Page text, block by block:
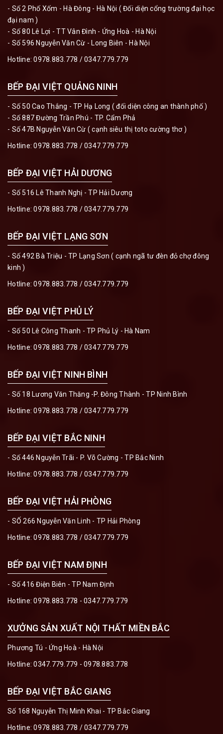
- Số 2 Phố Xốm - Hà Đông - Hà Nội ( Đối diện cổng trường đại học
đại nam )
- Số 80 Lê Lợi - TT Vân Đình - Ứng Hoà - Hà Nội
- Số 596 Nguyễn Văn Cừ - Long Biên - Hà Nội
Hotline:0978.883.778 /0347.779.779
BẾP ĐẠI VIỆT QUẢNG NINH
- Số 50 Cao Thắng - TP Hạ Long ( đối diện công an thành phố )
- Số 887 Đường Trần Phú - TP. Cẩm Phả
- Số 47B Nguyễn Văn Cừ ( cạnh siêu thị toto cường thơ )
Hotline:0978.883.778 /0347.779.779
BẾP ĐẠI VIỆT HẢI DƯƠNG
- Số 516 Lê Thanh Nghị - TP Hải Dương
Hotline:0978.883.778 /0347.779.779
BẾP ĐẠI VIỆT LẠNG SƠN
- Số 492 Bà Triệu - TP Lạng Sơn ( cạnh ngã tư đèn đỏ chợ đông
kinh )
Hotline:0978.883.778 /0347.779.779
BẾP ĐẠI VIỆT PHỦ LÝ
- Số 50 Lê Công Thanh - TP Phủ Lý - Hà Nam
Hotline:0978.883.778 /0347.779.779
BẾP ĐẠI VIỆT NINH BÌNH
- Số 18 Lương Văn Thăng -P. Đông Thành - TP Ninh Bình
Hotline:0978.883.778 /0347.779.779
BẾP ĐẠI VIỆT BẮC NINH
- Số 446 Nguyễn Trãi - P. Võ Cường - TP Bắc Ninh
Hotline:0978.883.778 /0347.779.779
BẾP ĐẠI VIỆT HẢI PHÒNG
- SỐ 266 Nguyễn Văn Linh - TP Hải Phòng
Hotline:0978.883.778 /0347.779.779
BẾP ĐẠI VIỆT NAM ĐỊNH
- Số 416 Điện Biên - TP Nam Định
Hotline:0978.883.778 - 0347.779.779
XƯỞNG SẢN XUẤT NỘI THẤT MIỀN BẮC
Phương Tú - Ứng Hoà - Hà Nội
Hotline:0347.779.779 - 0978.883.778
BẾP ĐẠI VIỆT BẮC GIANG
Số 168 Nguyễn Thị Minh Khai - TP Bắc Giang
Hotline:0978.883.778 /0347.779.779